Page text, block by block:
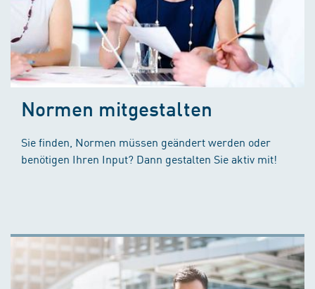
Normen mitgestalten
Sie finden, Normen müssen geändert werden oder
benötigen Ihren Input? Dann gestalten Sie aktiv mit!